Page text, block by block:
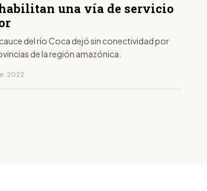
una vía de servicio
del río Coca dejó sin conectividad por
de la región amazónica.
2022